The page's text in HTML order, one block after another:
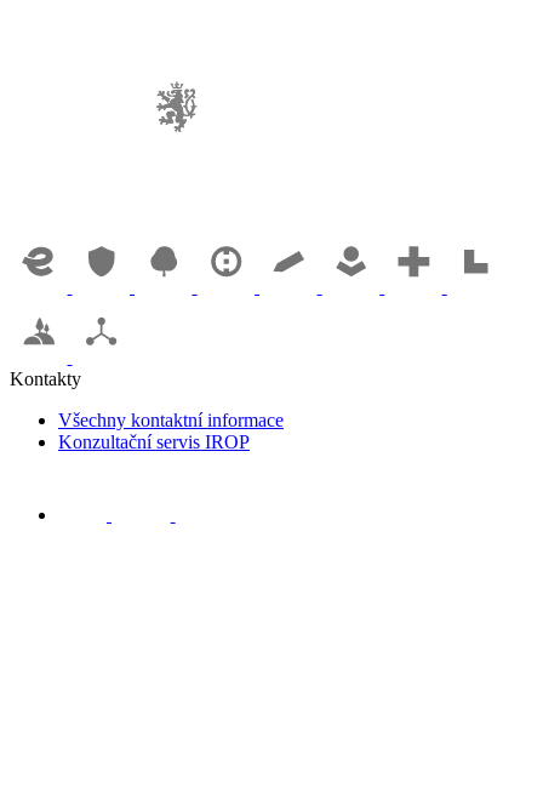
Kontakty
Všechny kontaktní informace
Konzultační servis IROP